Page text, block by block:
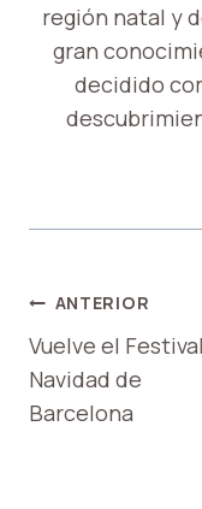
región natal y
gran
decidido
DE
ENTRADAS
ANTERIOR
Vuelve el
Navidad de
Barcelona